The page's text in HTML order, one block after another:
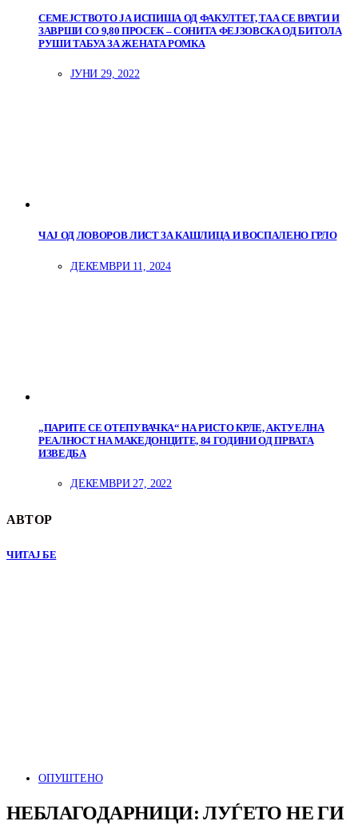
СЕМЕЈСТВОТО ЈА ИСПИША ОД ФАКУЛТЕТ, ТАА СЕ ВРАТИ И
ЗАВРШИ СО 9,80 ПРОСЕК – СОНИТА ФЕЈЗОВСКА ОД БИТОЛА
РУШИ ТАБУА ЗА ЖЕНАТА РОМКА
ЈУНИ 29, 2022
ЧАЈ ОД ЛОВОРОВ ЛИСТ ЗА КАШЛИЦА И ВОСПАЛЕНО ГРЛО
ДЕКЕМВРИ 11, 2024
„ПАРИТЕ СЕ ОТЕПУВАЧКА“ НА РИСТО КРЛЕ, АКТУЕЛНА
РЕАЛНОСТ НА МАКЕДОНЦИТЕ, 84 ГОДИНИ ОД ПРВАТА
ИЗВЕДБА
ДЕКЕМВРИ 27, 2022
АВТОР
ЧИТАЈ БЕ
ОПУШТЕНО
НЕБЛАГОДАРНИЦИ: ЛУЃЕТО НЕ ГИ